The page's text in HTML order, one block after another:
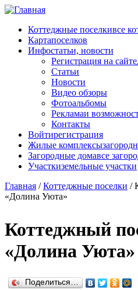
Перейти к основному
Коттеджные поселкивсе
Картапоселков
Инфостатьи, новости
Регистрация на сайте
Статьи
Новости
Видео обзоры
Фотоальбомы
Рекламаи
Контакты
Войтирегистрация
Жилые комплексы
Загородные домавсе
Участкиземельные участки
Главная / Коттеджные поселки /
«Долина Уюта»
Коттеджный
«Долина Уюта»
Поделиться…